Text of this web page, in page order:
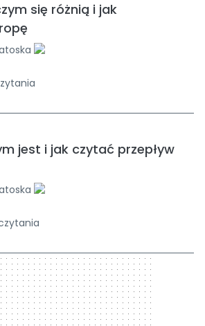
się różnią i jak
jest i jak czytać przepływ